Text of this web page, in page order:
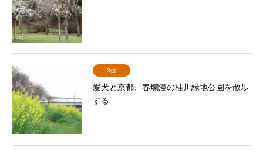
3位
愛犬と京都、春爛漫の桂川緑地公園を散歩
する